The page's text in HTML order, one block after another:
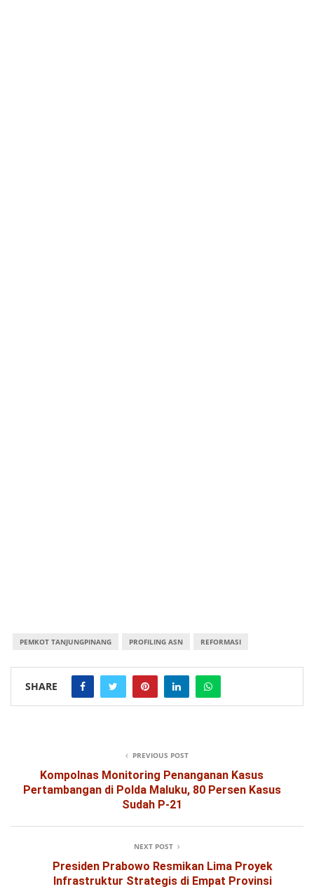
PEMKOT TANJUNGPINANG PROFILING ASN REFORMASI
SHARE
PREVIOUS POST
Kompolnas Monitoring Penanganan Kasus
Pertambangan di Polda Maluku, 80 Persen Kasus
Sudah P-21
NEXT POST
Presiden Prabowo Resmikan Lima Proyek
Infrastruktur Strategis di Empat Provinsi